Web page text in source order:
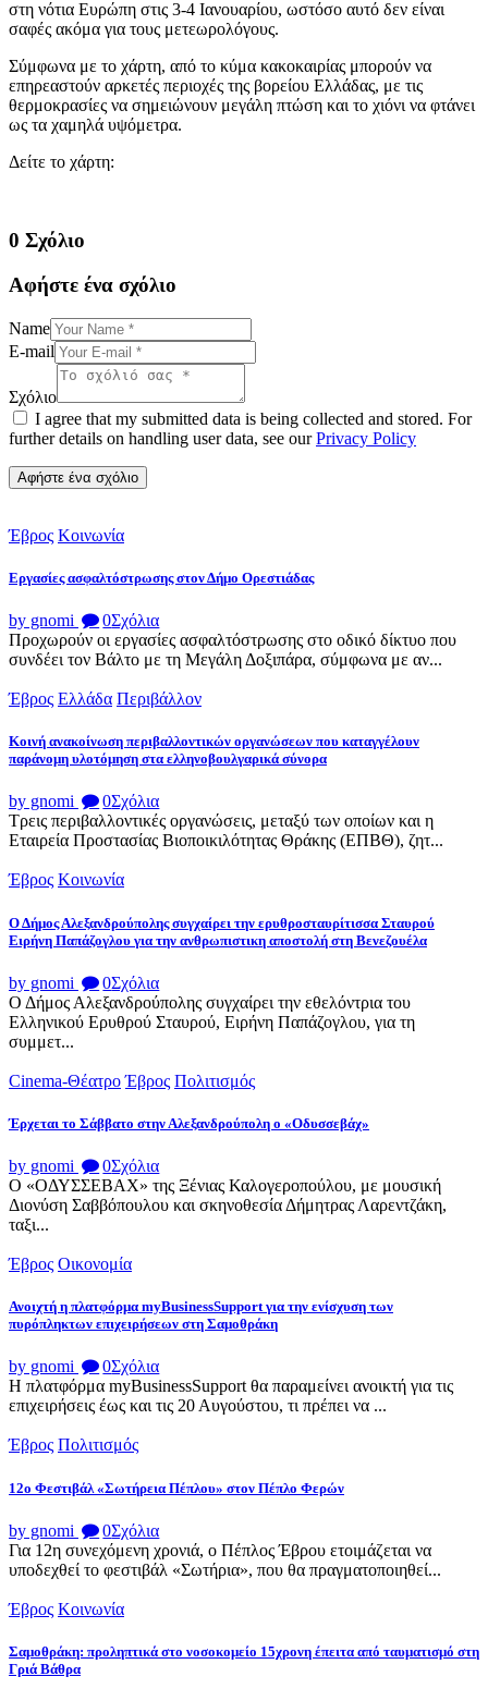
στη νότια Ευρώπη στις 3-4 Ιανουαρίου, ωστόσο αυτό δεν είναι
σαφές ακόμα για τους μετεωρολόγους.
Σύμφωνα με το χάρτη, από το κύμα κακοκαιρίας μπορούν να
επηρεαστούν αρκετές περιοχές της βορείου Ελλάδας, με τις
θερμοκρασίες να σημειώνουν μεγάλη πτώση και το χιόνι να φτάνει
ως τα χαμηλά υψόμετρα.
Δείτε το χάρτη:
0 Σχόλιο
Αφήστε ένα σχόλιο
Name
E-mail
Σχόλιο
I agree that my submitted data is being collected and stored. For
further details on handling user data, see ourPrivacy Policy
Έβρος Κοινωνία
Εργασίες ασφαλτόστρωσης στον Δήμο Ορεστιάδας
by gnomi 0Σχόλια
Προχωρούν οι εργασίες ασφαλτόστρωσης στο οδικό δίκτυο που
συνδέει τον Βάλτο με τη Μεγάλη Δοξιπάρα, σύμφωνα με αν...
Έβρος Ελλάδα Περιβάλλον
Κοινή ανακοίνωση περιβαλλοντικών οργανώσεων που καταγγέλουν
παράνομη υλοτόμηση στα ελληνοβουλγαρικά σύνορα
by gnomi 0Σχόλια
Τρεις περιβαλλοντικές οργανώσεις, μεταξύ των οποίων και η
Εταιρεία Προστασίας Βιοποικιλότητας Θράκης (ΕΠΒΘ), ζητ...
Έβρος Κοινωνία
Ο Δήμος Αλεξανδρούπολης συγχαίρει την ερυθροσταυρίτισσα Σταυρού
Ειρήνη Παπάζογλου για την ανθρωπιστικη αποστολή στη Βενεζουέλα
by gnomi 0Σχόλια
Ο Δήμος Αλεξανδρούπολης συγχαίρει την εθελόντρια του
Ελληνικού Ερυθρού Σταυρού, Ειρήνη Παπάζογλου, για τη
συμμετ...
Cinema-Θέατρο Έβρος Πολιτισμός
Έρχεται το Σάββατο στην Αλεξανδρούπολη ο «Οδυσσεβάχ»
by gnomi 0Σχόλια
Ο «ΟΔΥΣΣΕΒΑΧ» της Ξένιας Καλογεροπούλου, με μουσική
Διονύση Σαββόπουλου και σκηνοθεσία Δήμητρας Λαρεντζάκη,
ταξι...
Έβρος Οικονομία
Ανοιχτή η πλατφόρμα myBusinessSupport για την ενίσχυση των
πυρόπληκτων επιχειρήσεων στη Σαμοθράκη
by gnomi 0Σχόλια
Η πλατφόρμα myBusinessSupport θα παραμείνει ανοικτή για τις
επιχειρήσεις έως και τις 20 Αυγούστου, τι πρέπει να ...
Έβρος Πολιτισμός
12ο Φεστιβάλ «Σωτήρεια Πέπλου» στον Πέπλο Φερών
by gnomi 0Σχόλια
Για 12η συνεχόμενη χρονιά, ο Πέπλος Έβρου ετοιμάζεται να
υποδεχθεί το φεστιβάλ «Σωτήρια», που θα πραγματοποιηθεί...
Έβρος Κοινωνία
Σαμοθράκη: προληπτικά στο νοσοκομείο 15χρονη έπειτα από ταυματισμό στη
Γριά Βάθρα